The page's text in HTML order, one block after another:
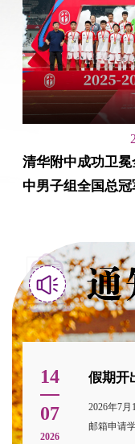
清华附中成功卫
中男子组全国总冠
14
07
2026
假期开
2026年7
邮箱申请